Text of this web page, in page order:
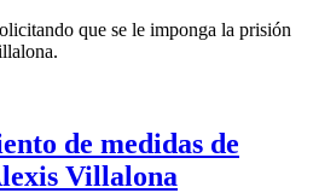
que se le imponga la prisión
de medidas de
Villalona